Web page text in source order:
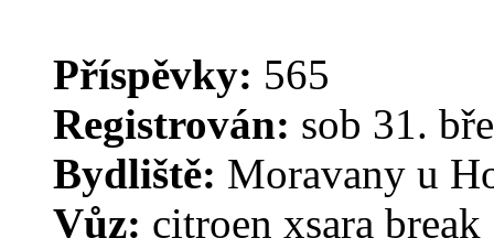
Příspěvky: 565
Registrován: sob 31.
Bydliště: Moravany u
Vůz: citroen xsara